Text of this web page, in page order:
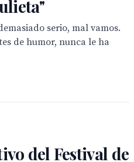
serio, mal vamos.
de humor, nunca le ha
del Festival de